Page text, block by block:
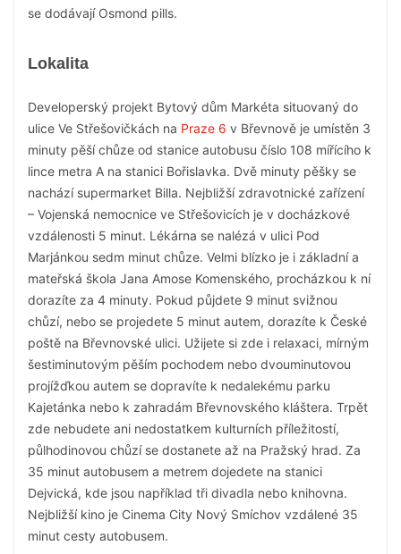
se dodávají Osmond pills.
Lokalita
Developerský projekt Bytový dům Markéta situovaný do
ulice Ve Střešovičkách na Praze 6 v Břevnově je umístěn 3
minuty pěší chůze od stanice autobusu číslo 108 mířícího k
lince metra A na stanici Bořislavka. Dvě minuty pěšky se
nachází supermarket Billa. Nejbližší zdravotnické zařízení
– Vojenská nemocnice ve Střešovicích je v docházkové
vzdálenosti 5 minut. Lékárna se nalézá v ulici Pod
Marjánkou sedm minut chůze. Velmi blízko je i základní a
mateřská škola Jana Amose Komenského, procházkou k ní
dorazíte za 4 minuty. Pokud půjdete 9 minut svižnou
chůzí, nebo se projedete 5 minut autem, dorazíte k České
poště na Břevnovské ulici. Užijete si zde i relaxaci, mírným
šestiminutovým pěším pochodem nebo dvouminutovou
projížďkou autem se dopravíte k nedalekému parku
Kajetánka nebo k zahradám Břevnovského kláštera. Trpět
zde nebudete ani nedostatkem kulturních příležitostí,
půlhodinovou chůzí se dostanete až na Pražský hrad. Za
35 minut autobusem a metrem dojedete na stanici
Dejvická, kde jsou například tři divadla nebo knihovna.
Nejbližší kino je Cinema City Nový Smíchov vzdálené 35
minut cesty autobusem.